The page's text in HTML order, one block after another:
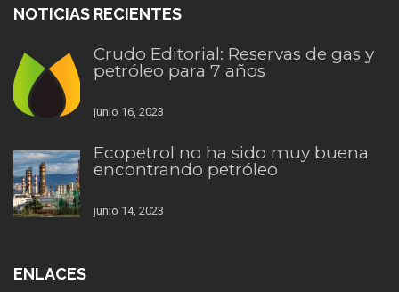
NOTICIAS RECIENTES
Crudo Editorial: Reservas de gas y
petróleo para 7 años
junio 16, 2023
Ecopetrol no ha sido muy buena
encontrando petróleo
junio 14, 2023
ENLACES